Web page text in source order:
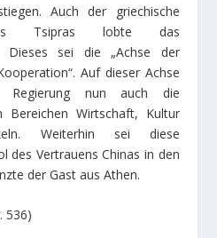
Auch der griechische
Tsipras lobte das
Dieses sei die „Achse der
Auf dieser Achse
Regierung nun auch die
Bereichen Wirtschaft, Kultur
Weiterhin sei diese
des Vertrauens Chinas in den
der Gast aus Athen.
536)